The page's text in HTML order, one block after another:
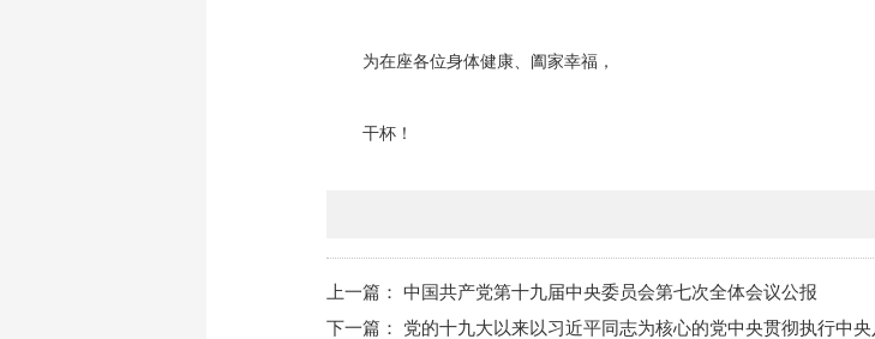
为在座各位身体健康、阖家幸福，
干杯！
上一篇：
中国共产党第十九届中央委员会第七次全体会议公报
下一篇：
党的十九大以来以习近平同志为核心的党中央贯彻执行中